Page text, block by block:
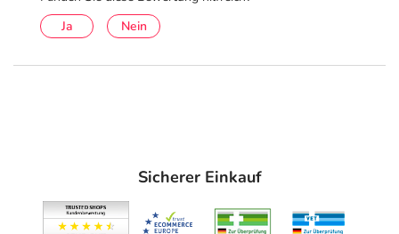
Ja
Nein
Sicherer Einkauf